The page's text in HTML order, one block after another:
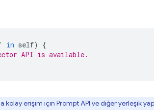
in self)
{
API is available.
kolay erişim için Prompt API ve diğer yerleşik